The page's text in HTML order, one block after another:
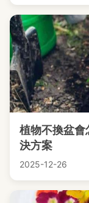
植物不換盆
決方案
2025-12-26